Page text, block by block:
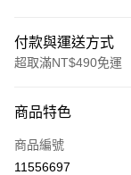
付款與運送方式
超取滿NT$490免運
信用卡一次付款
信用卡分期付款
商品特色
商品編號
11556697